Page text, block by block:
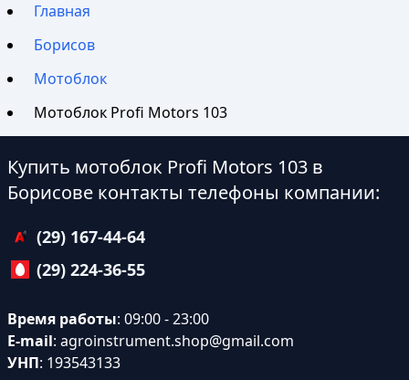
Главная
Борисов
Мотоблок
Мотоблок Profi Motors 103
Купить мотоблок Profi Motors 103 в
Борисове контакты телефоны компании:
(29) 167-44-64
(29) 224-36-55
Время работы: 09:00 - 23:00
E-mail: agroinstrument.shop@gmail.com
УНП: 193543133